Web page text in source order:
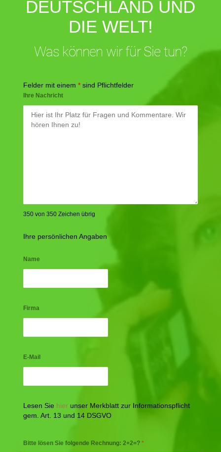
DEUTSCHLAND UND
DIE WELT!
Was können wir für Sie tun?
Felder mit einem * sind Pflichtfelder
Ihre Nachricht
350 von 350 Zeichen übrig
Ihre persönlichen Angaben
Name
Firma
E-Mail
Lesen Sie hier unser Merkblatt zur Informationspflicht
gem. Art. 13 und 14 DSGVO
Bitte lösen Sie folgende Rechnung: 2+2=? *